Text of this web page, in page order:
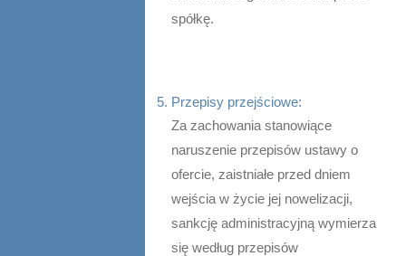
spółkę.
Przepisy przejściowe:
Za zachowania stanowiące
naruszenie przepisów ustawy o
ofercie, zaistniałe przed dniem
wejścia w życie jej nowelizacji,
sankcję administracyjną wymierza
się według przepisów